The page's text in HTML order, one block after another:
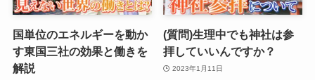
国単位のエネルギーを動か
す東国三社の効果と働きを
解説
(質問)生理中でも神社は参
拝していいんですか？
2023年1月11日